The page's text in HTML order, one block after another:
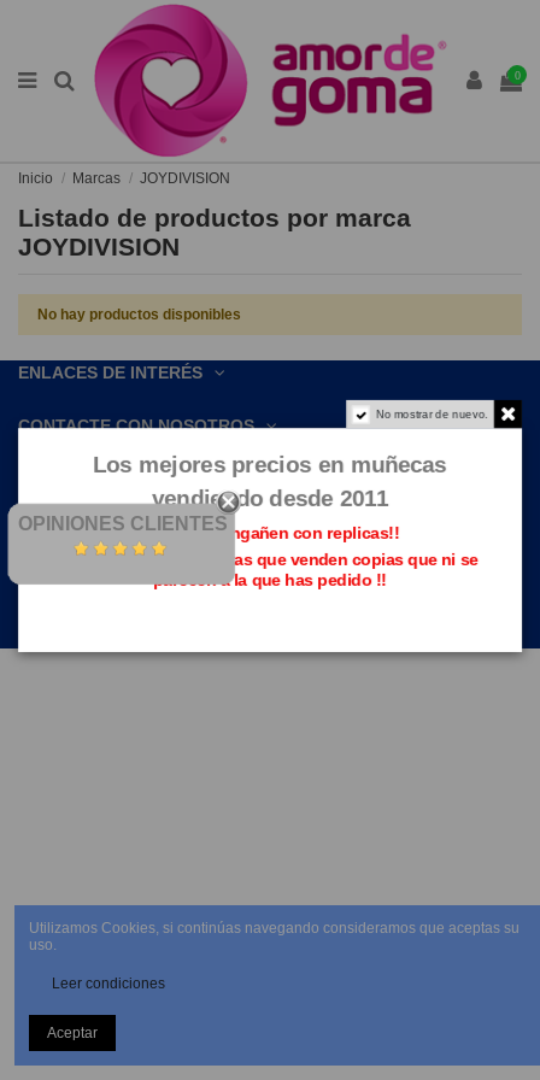
0
Inicio Marcas JOYDIVISION
Listado de productos por marca
JOYDIVISION
No hay productos disponibles
ENLACES DE INTERÉS
CONTACTE CON NOSOTROS
OPINIONES CLIENTES
No mostrar de nuevo.
Los mejores precios en muñecas
vendiendo desde 2011
Que no te engañen con replicas!!
Evita las páginas piratas que venden copias que ni se
parecen a la que has pedido !!
Utilizamos Cookies, si continúas navegando consideramos que aceptas su
uso.
Leer condiciones
Aceptar